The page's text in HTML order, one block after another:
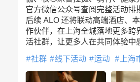
官方微信公众号查阅完整活动排
后续 ALO 还将联动高端酒店、
作伙伴，在上海全城落地更多跨
活社群，让更多人在共同体验中
社群 线下活动 运动 上海